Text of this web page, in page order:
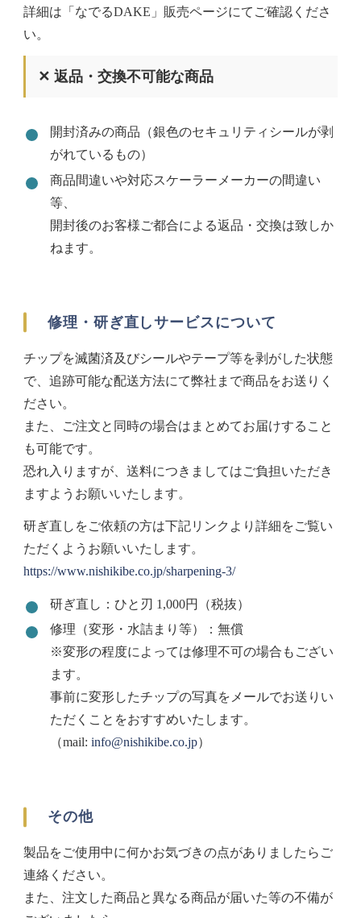
詳細は「なでるDAKE」販売ページにてご確認くださ
い。
✕ 返品・交換不可能な商品
開封済みの商品（銀色のセキュリティシールが剥
がれているもの）
商品間違いや対応スケーラーメーカーの間違い
等、
開封後のお客様ご都合による返品・交換は致しか
ねます。
修理・研ぎ直しサービスについて
チップを滅菌済及びシールやテープ等を剥がした状態
で、追跡可能な配送方法にて弊社まで商品をお送りく
ださい。
また、ご注文と同時の場合はまとめてお届けすること
も可能です。
恐れ入りますが、送料につきましてはご負担いただき
ますようお願いいたします。
研ぎ直しをご依頼の方は下記リンクより詳細をご覧い
ただくようお願いいたします。
https://www.nishikibe.co.jp/sharpening-3/
研ぎ直し：ひと刃 1,000円（税抜）
修理（変形・水詰まり等）：無償
※変形の程度によっては修理不可の場合もござい
ます。
事前に変形したチップの写真をメールでお送りい
ただくことをおすすめいたします。
（mail:info@nishikibe.co.jp）
その他
製品をご使用中に何かお気づきの点がありましたらご
連絡ください。
また、注文した商品と異なる商品が届いた等の不備が